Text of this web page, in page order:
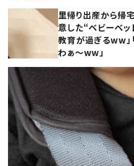
里帰り出産から帰
意した“ベビーベ
教育が過ぎるww」
わぁ～ww」